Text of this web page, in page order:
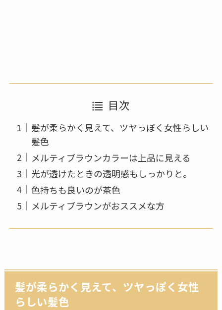
目次
髪が柔らかく見えて、ツヤっぽく女性らしい
髪色
メルティブラウンカラーは上品に見える
光が透けたときの透明感もしっかりと。
色持ちも良いのが茶色
メルティブラウンがおススメな方
髪が柔らかく見えて、ツヤっぽく女性
らしい髪色